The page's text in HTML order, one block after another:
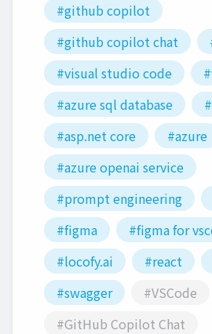
#github copilot
#github copilot chat
#visual studio code
#azure sql database
#asp.net core
#azure
#azure openai service
#prompt engineering
#figma
#figma for
#locofy.ai
#react
#swagger
#VSCode
#GitHub Copilot Chat